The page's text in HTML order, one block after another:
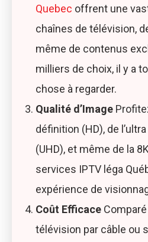
Quebec offrent une
chaînes de télévision,
même de contenus
milliers de choix, il y a
chose à regarder.
Qualité d’Image
définition (HD), de
(UHD), et même de la
services IPTV léga
expérience de
Coût Efficace
télévision par câble ou